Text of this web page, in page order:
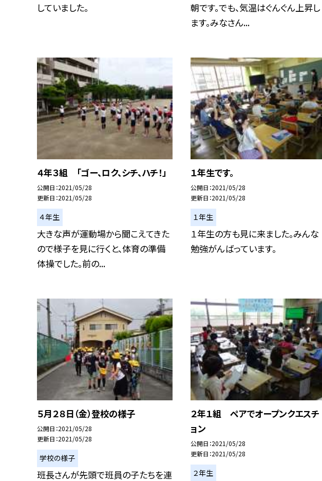
していました。
朝です。でも、気温はぐんぐん上昇し
ます。みなさん...
４年３組 「ゴー、ロク、シチ、ハチ！」
公開日 2021/05/28
更新日 2021/05/28
４年生
大きな声が運動場から聞こえてきた
ので様子を見に行くと、体育の準備
体操でした。前の...
１年生です。
公開日 2021/05/28
更新日 2021/05/28
１年生
１年生の方も見に来ました。みんな
勉強がんばっています。
５月２８日（金）登校の様子
公開日 2021/05/28
更新日 2021/05/28
学校の様子
班長さんが先頭で班員の子たちを連
２年１組 ペアでオープンクエスチ
ョン
公開日 2021/05/28
更新日 2021/05/28
２年生